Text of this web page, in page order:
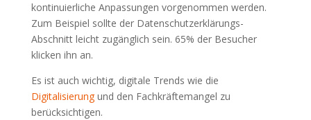
kontinuierliche Anpassungen vorgenommen werden.
Zum Beispiel sollte der Datenschutzerklärungs-
Abschnitt leicht zugänglich sein. 65% der Besucher
klicken ihn an.
Es ist auch wichtig, digitale Trends wie die
Digitalisierungund den Fachkräftemangel zu
berücksichtigen.